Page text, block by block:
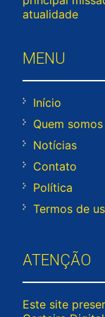
atualidade
MENU
Início
Quem somos
Notícias
Contato
Política
Termos de
ATENÇÃO
Este site